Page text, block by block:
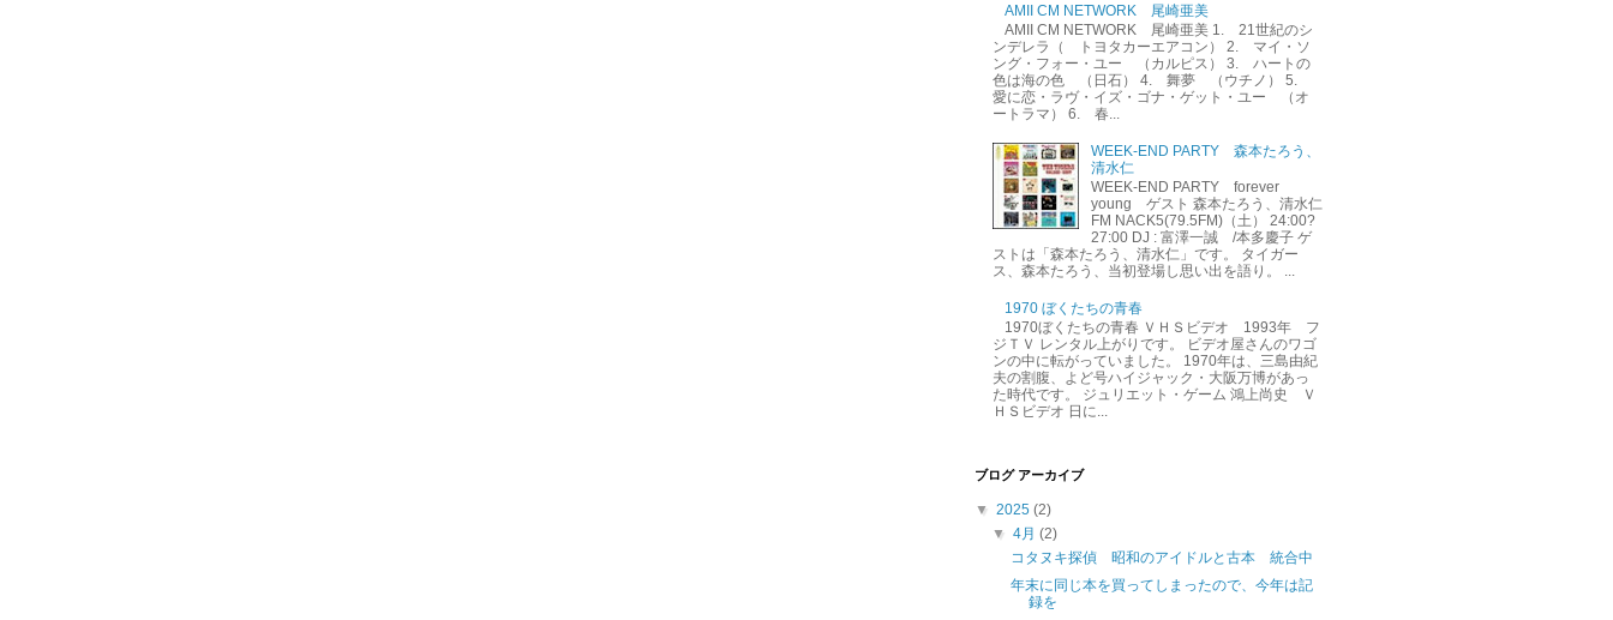
AMII CM NETWORK 尾崎亜美
AMII CM NETWORK 尾崎亜美 1. 21世紀のシ
ンデレラ（ トヨタカーエアコン） 2. マイ・ソ
ング・フォー・ユー （カルピス） 3. ハートの
色は海の色 （日石） 4. 舞夢 （ウチノ） 5.
愛に恋・ラヴ・イズ・ゴナ・ゲット・ユー （オ
ートラマ） 6. 春...
WEEK-END PARTY 森本たろう、
清水仁
WEEK-END PARTY forever
young ゲスト 森本たろう、清水仁
FM NACK5(79.5FM)（土） 24:00?
27:00 DJ : 富澤一誠 /本多慶子 ゲ
ストは「森本たろう、清水仁」です。 タイガー
ス、森本たろう、当初登場し思い出を語り。 ...
1970 ぼくたちの青春
1970ぼくたちの青春 ＶＨＳビデオ 1993年 フ
ジＴＶ レンタル上がりです。 ビデオ屋さんのワゴ
ンの中に転がっていました。 1970年は、三島由紀
夫の割腹、よど号ハイジャック・大阪万博があっ
た時代です。 ジュリエット・ゲーム 鴻上尚史 Ｖ
ＨＳビデオ 日に...
ブログ アーカイブ
▼ 2025 (2)
▼4月(2)
コタヌキ探偵 昭和のアイドルと古本 統合中
年末に同じ本を買ってしまったので、今年は記
録を